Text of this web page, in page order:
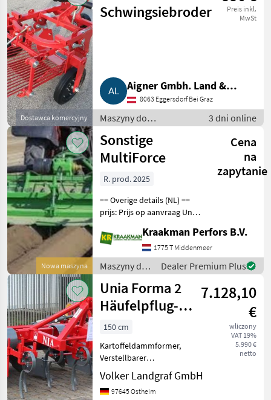
warzywnictwa
Dostawca komercyjny
Schwingsiebroder
Preis inkl.
MwSt
Aigner Gmbh. Land &
Gartentechnik, Agrar
8063 Eggersdorf Bei Graz
Maszyny do
warzywnictwa / Inne
maszyny do
warzywnictwa
3 dni online
Nowa maszyna
Sonstige
MultiForce
Cena
na
zapytanie
R. prod. 2025
== Overige details (NL) ==
prijs: Prijs op aanvraag Unit:
een aanaardkap zonder
kunststof maar een rechte
kap 22, 5 cm bovenbreedte
M
Kraakman Perfors B.V.
1775 T Middenmeer
Maszyny do
warzywnictwa
/ Sonstige
Dealer Premium Plus
Unia Forma 2
Häufelpflug-
Dammformer
7.128,10
€
wliczony
VAT 19%
5.990 €
netto
150 cm
Kartoffeldammformer,
Verstellbarer
Reihenabstand 70/75 cm,
Neigungseinstellung der
Dammformvorrichtung,
Volker Landgraf GmbH
97645 Ostheim